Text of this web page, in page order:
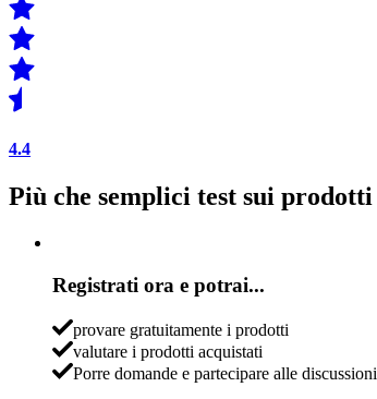
4.4
Più che semplici test sui prodotti
Registrati ora e potrai...
provare gratuitamente i prodotti
valutare i prodotti acquistati
Porre domande e partecipare alle discussioni